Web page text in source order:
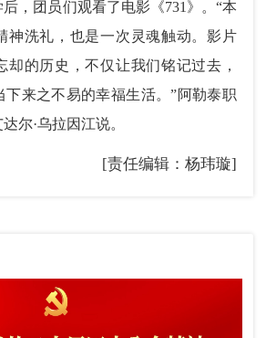
，团员们观看了电影《731》。“本
神洗礼，也是一次灵魂触动。影片
却的历史，不仅让我们铭记过去，
下来之不易的幸福生活。”阿勒泰职
尔·乌拉因江说。
[责任编辑：杨玮璇]